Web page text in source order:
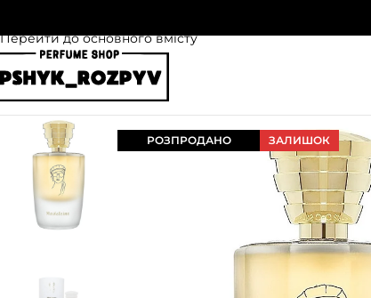
Перейти до основного вмісту
РОЗПРОДАНО ЗАЛИШОК